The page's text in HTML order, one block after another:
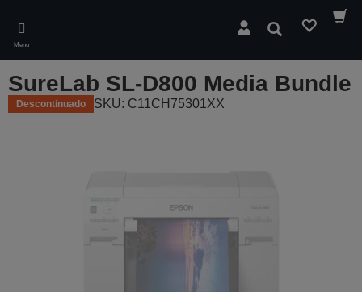
main
content
Menu
Pesquisar
SureLab SL-D800 Media Bundle
Descontinuado SKU: C11CH75301XX